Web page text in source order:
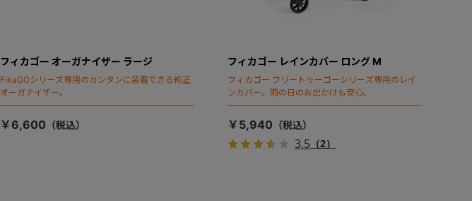
フィカゴー オーガナイザー ラージ
FikaGOシリーズ専用のカンタンに装着できる純正
オーガナイザー。
￥6,600
フィカゴー レインカバー ロング M
フィカゴー フリートゥーゴーシリーズ専用のレイ
ンカバー。雨の日のお出かけも安心。
￥5,940
3.5 （2）